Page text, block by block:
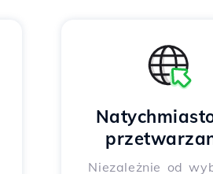
Niezależnie od